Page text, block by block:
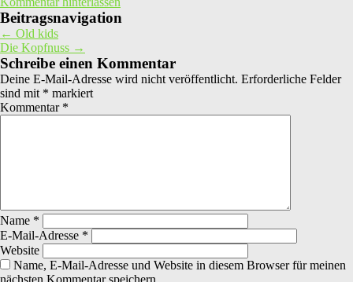
Beitragsnavigation
← Old kids
Die Kopfnuss →
Schreibe einen Kommentar
Deine E-Mail-Adresse wird nicht veröffentlicht. Erforderliche Felder
sind mit * markiert
Kommentar *
Name *
E-Mail-Adresse *
Website
Name, E-Mail-Adresse und Website in diesem Browser für meinen
nächsten Kommentar speichern.